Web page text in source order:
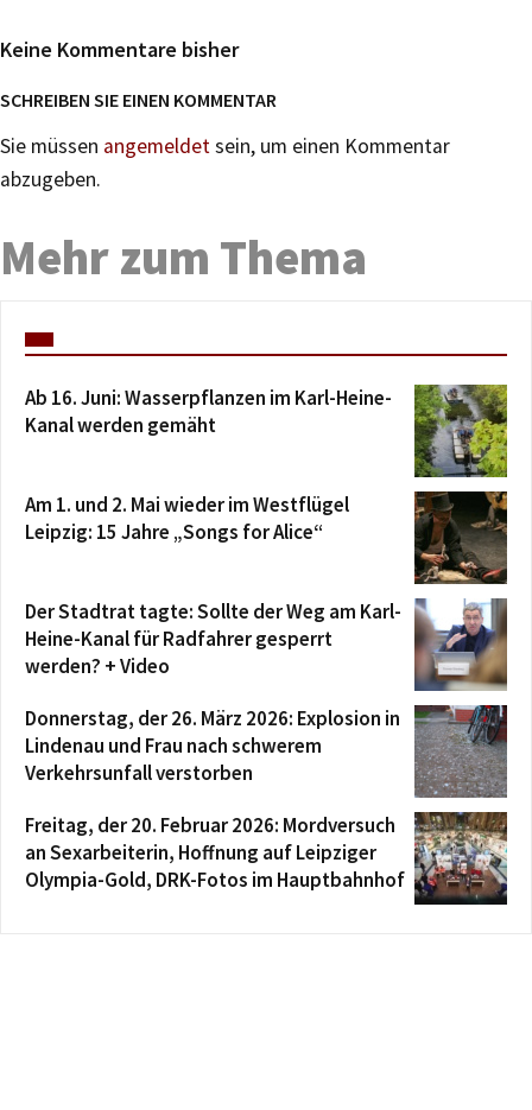
Keine Kommentare bisher
SCHREIBEN SIE EINEN KOMMENTAR
Sie müssen angemeldetsein, um einen Kommentar
abzugeben.
Mehr zum Thema
Ab 16. Juni: Wasserpflanzen im Karl-Heine-
Kanal werden gemäht
Am 1. und 2. Mai wieder im Westflügel
Leipzig: 15 Jahre „Songs for Alice“
Der Stadtrat tagte: Sollte der Weg am Karl-
Heine-Kanal für Radfahrer gesperrt
werden? + Video
Donnerstag, der 26. März 2026: Explosion in
Lindenau und Frau nach schwerem
Verkehrsunfall verstorben
Freitag, der 20. Februar 2026: Mordversuch
an Sexarbeiterin, Hoffnung auf Leipziger
Olympia-Gold, DRK-Fotos im Hauptbahnhof